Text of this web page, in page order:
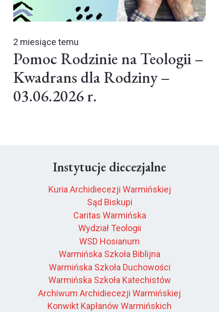
2 miesiące temu
Pomoc Rodzinie na Teologii –
Kwadrans dla Rodziny –
03.06.2026 r.
Instytucje diecezjalne
Kuria Archidiecezji Warmińskiej
Sąd Biskupi
Caritas Warmińska
Wydział Teologii
WSD Hosianum
Warmińska Szkoła Biblijna
Warmińska Szkoła Duchowości
Warmińska Szkoła Katechistów
Archiwum Archidiecezji Warmińskiej
Konwikt Kapłanów Warmińskich